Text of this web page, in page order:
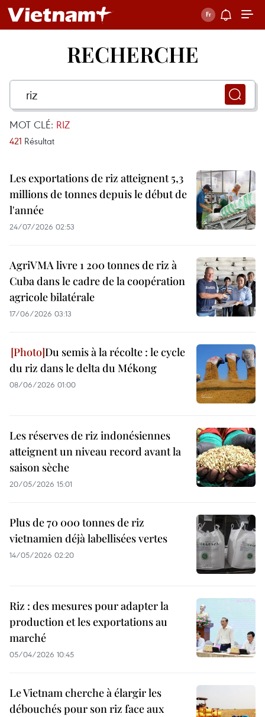
RECHERCHE
MOT CLÉ: RIZ
421 Résultat
Les exportations de riz atteignent 5,3
millions de tonnes depuis le début de
l'année
24/07/2026 02:53
AgriVMA livre 1 200 tonnes de riz à
Cuba dans le cadre de la coopération
agricole bilatérale
17/06/2026 03:13
Du semis à la récolte : le cycle
du riz dans le delta du Mékong
08/06/2026 01:00
Les réserves de riz indonésiennes
atteignent un niveau record avant la
saison sèche
20/05/2026 15:01
Plus de 70 000 tonnes de riz
vietnamien déjà labellisées vertes
14/05/2026 02:20
Riz : des mesures pour adapter la
production et les exportations au
marché
05/04/2026 10:45
Le Vietnam cherche à élargir les
débouchés pour son riz face aux